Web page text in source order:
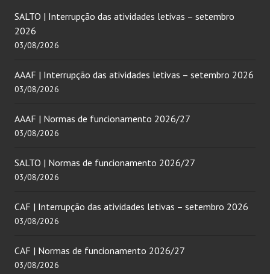
SALTO | Interrupção das atividades letivas – setembro
2026
03/08/2026
AAAF | Interrupção das atividades letivas – setembro 2026
03/08/2026
AAAF | Normas de funcionamento 2026/27
03/08/2026
SALTO | Normas de funcionamento 2026/27
03/08/2026
CAF | Interrupção das atividades letivas – setembro 2026
03/08/2026
CAF | Normas de funcionamento 2026/27
03/08/2026